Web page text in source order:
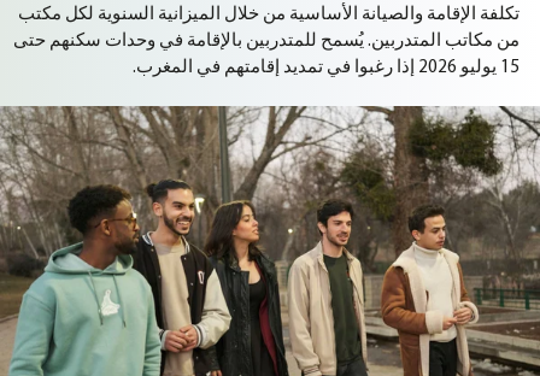
تكلفة الإقامة والصيانة الأساسية من خلال الميزانية السنوية لكل مكتب
من مكاتب المتدربين. يُسمح للمتدربين بالإقامة في وحدات سكنهم حتى
15 يوليو إذا رغبوا في تمديد إقامتهم في المغرب.